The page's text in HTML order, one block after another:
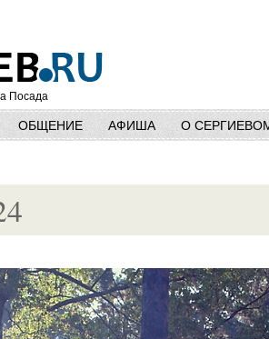
Посада
ОБЩЕНИЕ АФИША О